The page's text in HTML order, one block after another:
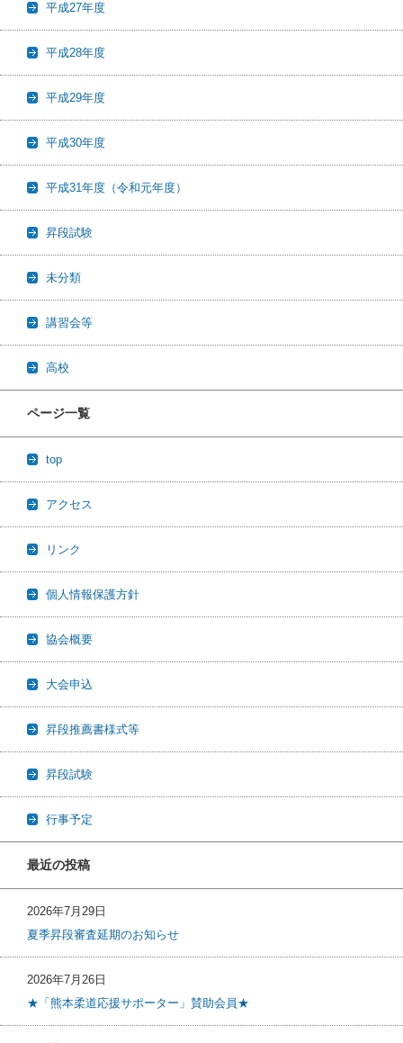
平成27年度
平成28年度
平成29年度
平成30年度
平成31年度（令和元年度）
昇段試験
未分類
講習会等
高校
ページ一覧
top
アクセス
リンク
個人情報保護方針
協会概要
大会申込
昇段推薦書様式等
昇段試験
行事予定
最近の投稿
2026年7月29日
夏季昇段審査延期のお知らせ
2026年7月26日
★「熊本柔道応援サポーター」賛助会員★